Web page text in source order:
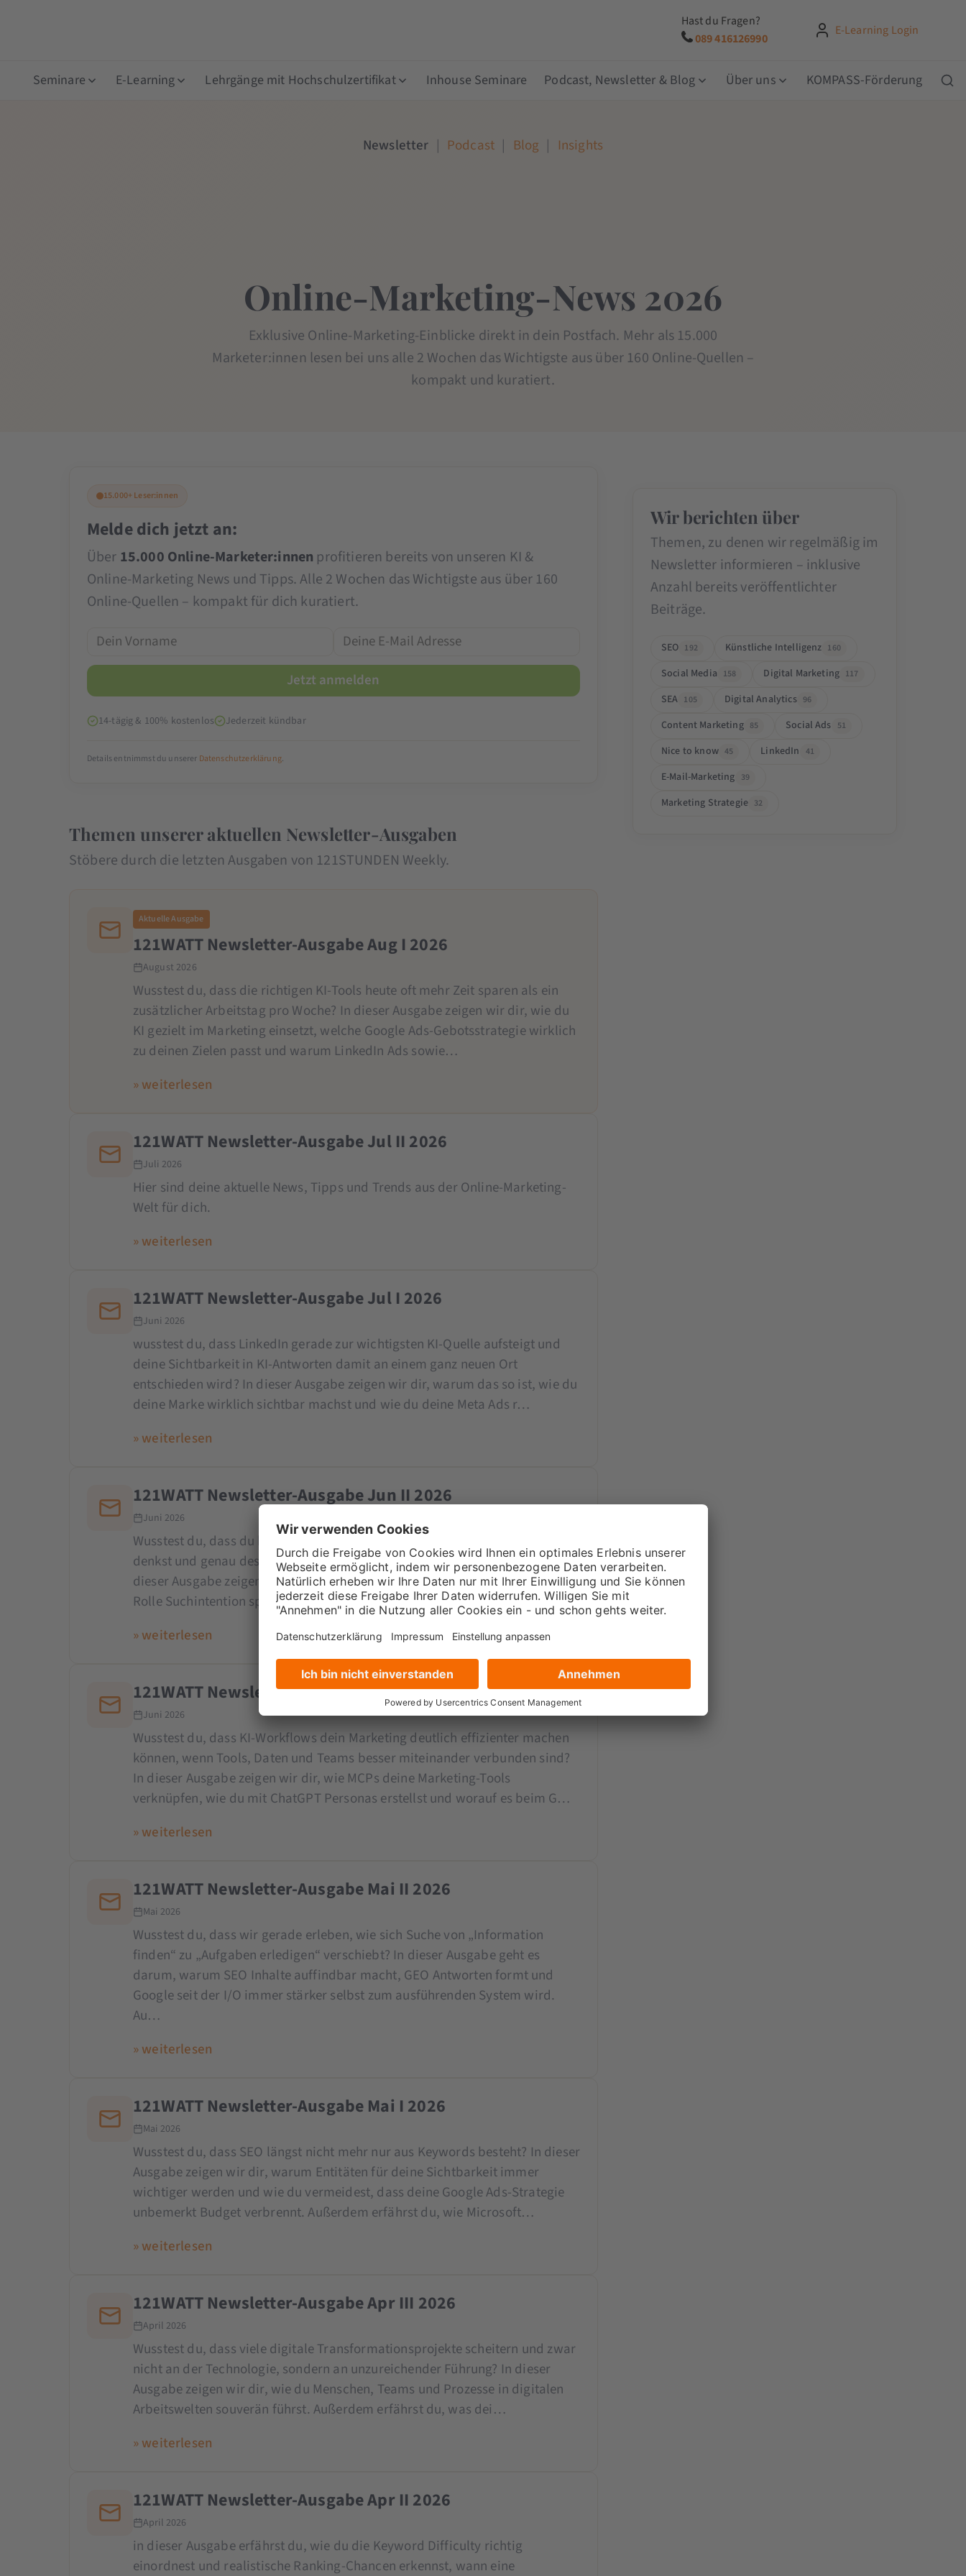
Hast du Fragen?
089 416126990
E-Learning Login
Seminare E-Learning Lehrgänge mit Hochschulzertifikat Inhouse Seminare Podcast, Newsletter & Blog Über uns KOMPASS-Förderung
Newsletter | Podcast | Blog | Insights
Online-Marketing-News 2026
Exklusive Online-Marketing-Einblicke direkt in dein Postfach. Mehr als 15.000
Marketer:innen lesen bei uns alle 2 Wochen das Wichtigste aus über 160 Online-Quellen –
kompakt und kuratiert.
15.000+ Leser:innen
Melde dich jetzt an:
Über 15.000 Online-Marketer:innen profitieren bereits von unseren KI &
Online-Marketing News und Tipps. Alle 2 Wochen das Wichtigste aus über 160
Online-Quellen – kompakt für dich kuratiert.
14-tägig & 100% kostenlos Jederzeit kündbar
Details entnimmst du unserer Datenschutzerklärung.
Themen unserer aktuellen Newsletter-Ausgaben
Stöbere durch die letzten Ausgaben von 121STUNDEN Weekly.
Aktuelle Ausgabe
121WATT Newsletter-Ausgabe Aug I 2026
August 2026
Wusstest du, dass die richtigen KI-Tools heute oft mehr Zeit sparen als ein
zusätzlicher Arbeitstag pro Woche? In dieser Ausgabe zeigen wir dir, wie du
KI gezielt im Marketing einsetzt, welche Google Ads-Gebotsstrategie wirklich
zu deinen Zielen passt und warum LinkedIn Ads sowie…
» weiterlesen
121WATT Newsletter-Ausgabe Jul II 2026
Juli 2026
Hier sind deine aktuelle News, Tipps und Trends aus der Online-Marketing-
Welt für dich.
» weiterlesen
121WATT Newsletter-Ausgabe Jul I 2026
Juni 2026
wusstest du, dass LinkedIn gerade zur wichtigsten KI-Quelle aufsteigt und
deine Sichtbarkeit in KI-Antworten damit an einem ganz neuen Ort
entschieden wird? In dieser Ausgabe zeigen wir dir, warum das so ist, wie du
deine Marke wirklich sichtbar machst und wie du deine Meta Ads r…
» weiterlesen
121WATT Newsletter-Ausgabe Jun II 2026
Juni 2026
Wusstest du, dass du bei Google Ads weniger Kontrolle hast, als du vielleicht
denkst und genau deshalb eine klare Keyword-Strategie entscheidend ist? In
dieser Ausgabe zeigen wir dir, wie Match Types heute funktionieren, welche
Rolle Suchintention spielt und worauf du bei deiner …
» weiterlesen
121WATT Newsletter-Ausgabe Jun I 2026
Juni 2026
Wusstest du, dass KI-Workflows dein Marketing deutlich effizienter machen
können, wenn Tools, Daten und Teams besser miteinander verbunden sind?
In dieser Ausgabe zeigen wir dir, wie MCPs deine Marketing-Tools
verknüpfen, wie du mit ChatGPT Personas erstellst und worauf es beim G…
» weiterlesen
121WATT Newsletter-Ausgabe Mai II 2026
Mai 2026
Wusstest du, dass wir gerade erleben, wie sich Suche von „Information
finden“ zu „Aufgaben erledigen“ verschiebt? In dieser Ausgabe geht es
darum, warum SEO Inhalte auffindbar macht, GEO Antworten formt und
Google seit der I/O immer stärker selbst zum ausführenden System wird.
Au…
» weiterlesen
121WATT Newsletter-Ausgabe Mai I 2026
Mai 2026
Wusstest du, dass SEO längst nicht mehr nur aus Keywords besteht? In dieser
Ausgabe zeigen wir dir, warum Entitäten für deine Sichtbarkeit immer
wichtiger werden und wie du vermeidest, dass deine Google Ads-Strategie
unbemerkt Budget verbrennt. Außerdem erfährst du, wie Microsoft…
» weiterlesen
121WATT Newsletter-Ausgabe Apr III 2026
April 2026
Wusstest du, dass viele digitale Transformationsprojekte scheitern und zwar
nicht an der Technologie, sondern an unzureichender Führung? In dieser
Ausgabe zeigen wir dir, wie du Menschen, Teams und Prozesse in digitalen
Arbeitswelten souverän führst. Außerdem erfährst du, was dei…
» weiterlesen
121WATT Newsletter-Ausgabe Apr II 2026
April 2026
in dieser Ausgabe erfährst du, wie du die Keyword Difficulty richtig
einordnest und realistische Ranking-Chancen erkennst, wann eine
Wir berichten über
Themen, zu denen wir regelmäßig im
Newsletter informieren – inklusive
Anzahl bereits veröffentlichter
Beiträge.
SEO 192 Künstliche Intelligenz 160
Social Media 158 Digital Marketing 117
SEA 105 Digital Analytics 96
Content Marketing 85 Social Ads 51
Nice to know 45 LinkedIn 41
E-Mail-Marketing 39
Marketing Strategie 32